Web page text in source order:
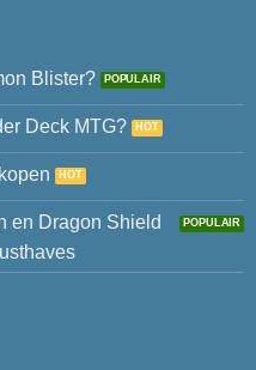
Blister?
Deck MTG?
en Dragon Shield